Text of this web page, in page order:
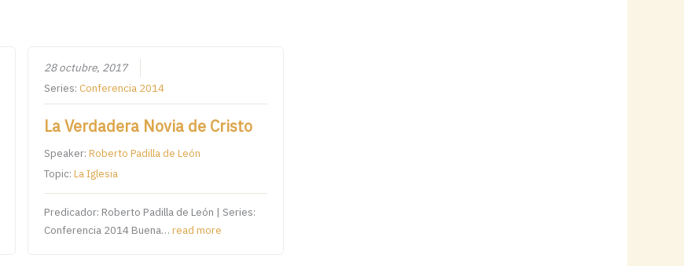
28 octubre, 2017
Series:Conferencia 2014
La Verdadera Novia de Cristo
Speaker:Roberto Padilla de León
Topic:La Iglesia
Predicador: Roberto Padilla de León | Series:
Conferencia 2014 Buena…read more